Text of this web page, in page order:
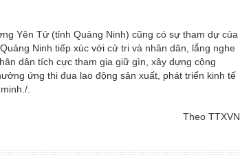
Yên Tử (tỉnh Quảng Ninh) cũng có sự tham dự của
Ninh tiếp xúc với cử tri và nhân dân, lắng nghe
dân tích cực tham gia giữ gìn, xây dựng cộng
ứng thi đua lao động sản xuất, phát triển kinh tế
.
Theo TTXVN